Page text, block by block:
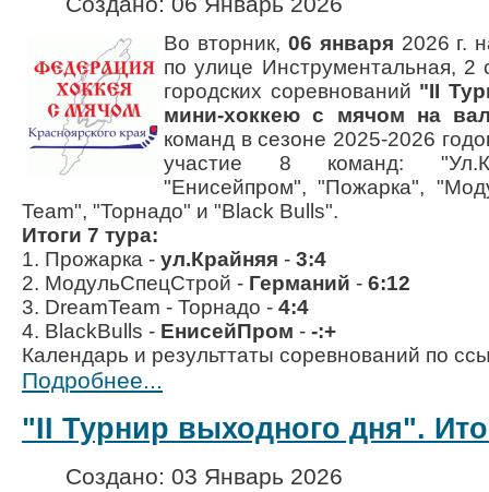
Во вторник, 06 января 2026 г.
по улице Инструментальная, 2
городских соревнований "II
мини-хоккею с мячом на
команд в сезоне 2025-2026
участие 8 команд:
"Енисейпром","Пожарка",
Team", "Торнадо" и "Black Bulls".
Итоги 7 тура:
1. Прожарка - ул.Крайняя - 3:4
2. МодульСпецСтрой - Германий - 6:12
3. DreamTeam - Торнадо - 4:4
4. BlackBulls - ЕнисейПром - -:+
Календарь и результтаты соревнований по
Подробнее...
"II Турнир выходного дня".
Создано: 03 Январь 2026